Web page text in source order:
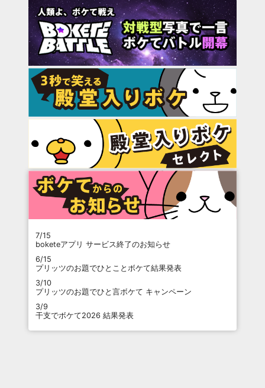
7/15
boketeアプリ サービス終了のお知らせ
6/15
プリッツのお題でひとことボケて結果発表
3/10
プリッツのお題でひと言ボケて キャンペーン
3/9
干支でボケて2026 結果発表